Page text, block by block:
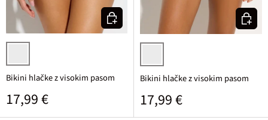
svetlo modra potiskana
Bikini hlačke z visokim pasom
Običajna cena
17,99 €
Izberi varianto
temno zelena vzorec kačje kože
Bikini hlačke z visokim pasom
Običajna cena
17,99 €
Izberi